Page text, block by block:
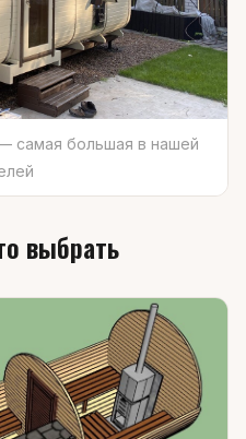
самая большая в нашей
выбрать